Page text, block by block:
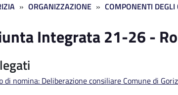
ORGANIZZAZIONE COMPONENTI DEGLI
Integrata 21-26 -
di nomina: Deliberazione consiliare Comune di